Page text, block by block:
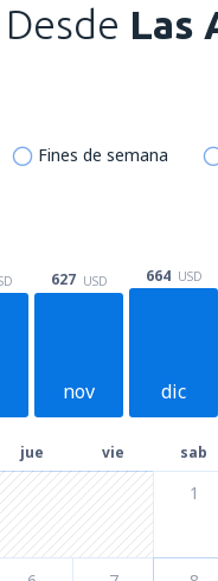
Desde Las
Fines de semana
nov
627 USD
dic
664 USD
jue vie sab
1